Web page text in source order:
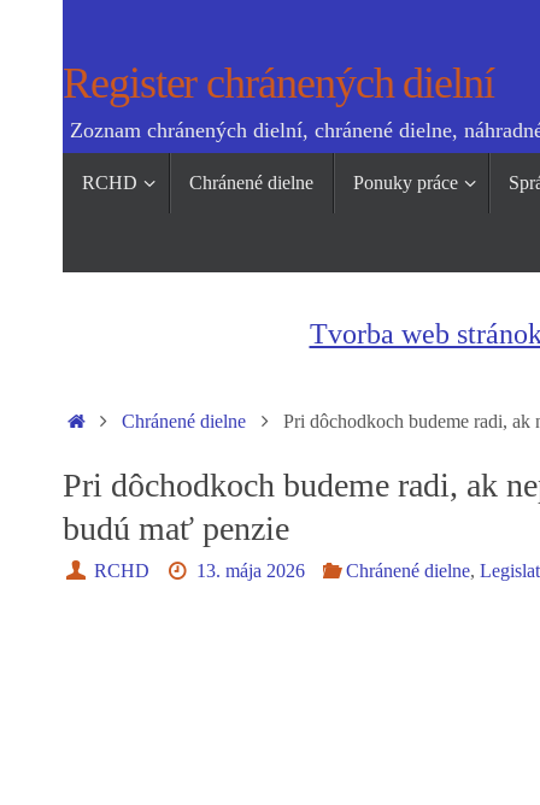
Register chránených dielní
Zoznam chránených dielní, chránené dielne,
RCHD Chránené dielne Ponuky práce
Tvorba web
HomeChránené dielne Pri dôchodkoch budeme radi,
Pri dôchodkoch budeme radi, ak
budú mať penzie
RCHD 13. mája 2026 Chránené dielne,